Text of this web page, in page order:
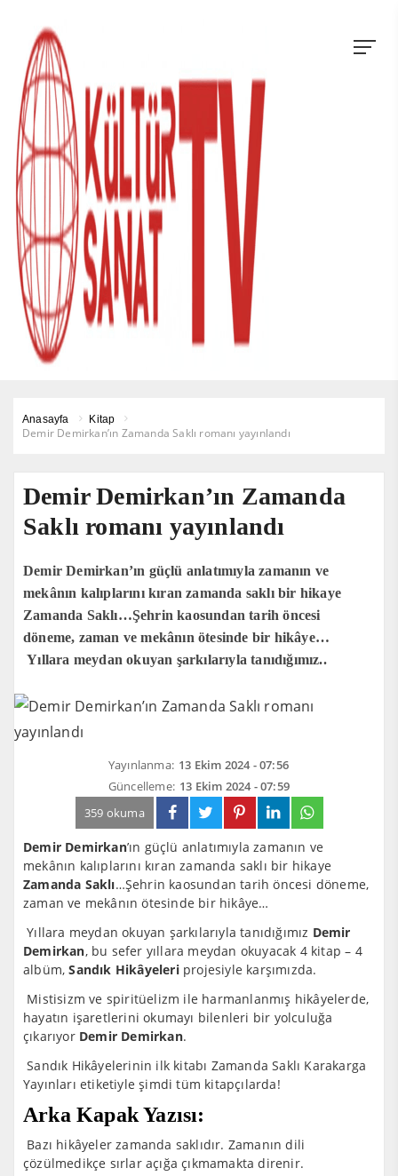
Anasayfa Kitap
Demir Demirkan’ın Zamanda Saklı romanı yayınlandı
Demir Demirkan’ın Zamanda
Saklı romanı yayınlandı
Demir Demirkan’ın güçlü anlatımıyla zamanın ve
mekânın kalıplarını kıran zamanda saklı bir hikaye
Zamanda Saklı…Şehrin kaosundan tarih öncesi
döneme, zaman ve mekânın ötesinde bir hikâye…
Yıllara meydan okuyan şarkılarıyla tanıdığımız..
Yayınlanma: 13 Ekim 2024 - 07:56
Güncelleme: 13 Ekim 2024 - 07:59
359 okuma
Demir Demirkan’ın güçlü anlatımıyla zamanın ve
mekânın kalıplarını kıran zamanda saklı bir hikaye
Zamanda Saklı…Şehrin kaosundan tarih öncesi döneme,
zaman ve mekânın ötesinde bir hikâye…
Yıllara meydan okuyan şarkılarıyla tanıdığımız Demir
Demirkan, bu sefer yıllara meydan okuyacak 4 kitap – 4
albüm, Sandık Hikâyeleriprojesiyle karşımızda.
Mistisizm ve spiritüelizm ile harmanlanmış hikâyelerde,
hayatın işaretlerini okumayı bilenleri bir yolculuğa
çıkarıyor Demir Demirkan.
Sandık Hikâyelerinin ilk kitabı Zamanda Saklı Karakarga
Yayınları etiketiyle şimdi tüm kitapçılarda!
Arka Kapak Yazısı:
Bazı hikâyeler zamanda saklıdır. Zamanın dili
çözülmedikçe sırlar açığa çıkmamakta direnir.